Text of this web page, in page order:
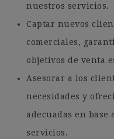
nuestros servicios.
Captar nuevos
comerciales,
objetivos de venta
Asesorar a los
necesidades y
adecuadas en
servicios.